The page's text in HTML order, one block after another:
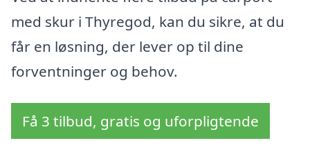
med skur i Thyregod, kan du sikre, at du
får en løsning, der lever op til dine
forventninger og behov.
Få 3 tilbud, gratis og uforpligtende